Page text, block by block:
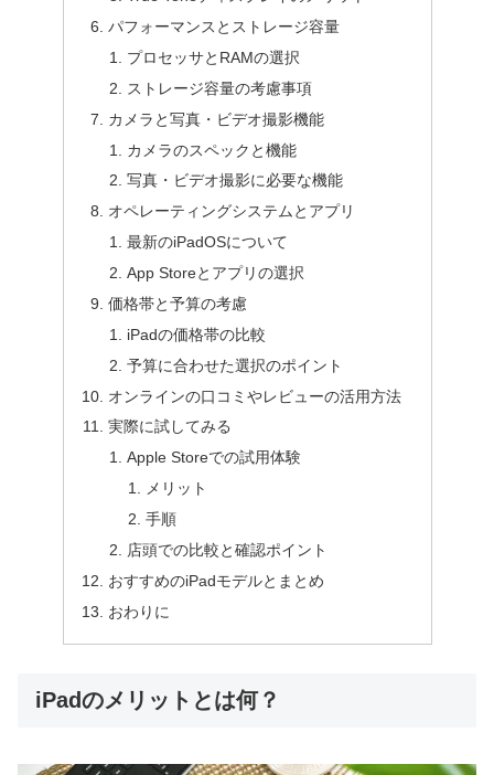
パフォーマンスとストレージ容量
プロセッサとRAMの選択
ストレージ容量の考慮事項
カメラと写真・ビデオ撮影機能
カメラのスペックと機能
写真・ビデオ撮影に必要な機能
オペレーティングシステムとアプリ
最新のiPadOSについて
App Storeとアプリの選択
価格帯と予算の考慮
iPadの価格帯の比較
予算に合わせた選択のポイント
オンラインの口コミやレビューの活用方法
実際に試してみる
Apple Storeでの試用体験
メリット
手順
店頭での比較と確認ポイント
おすすめのiPadモデルとまとめ
おわりに
iPadのメリットとは何？